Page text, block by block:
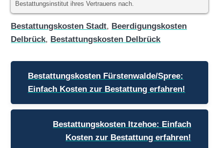
Bestattungsinstitut ihres Vertrauens nach.
Bestattungskosten Stadt, Beerdigungskosten
Delbrück, Bestattungskosten Delbrück
Beitragsnavigation
Bestattungskosten Fürstenwalde/Spree:
Einfach Kosten zur Bestattung erfahren!
Bestattungskosten Itzehoe: Einfach
Kosten zur Bestattung erfahren!